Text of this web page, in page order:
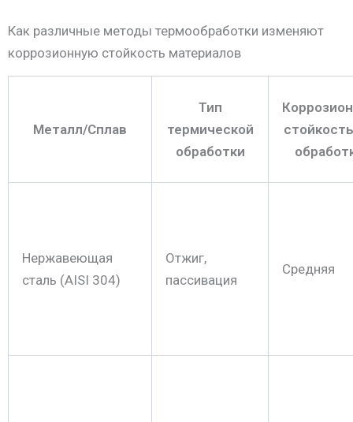
Как различные методы термообработки изменяют
коррозионную стойкость материалов
Металл/Сплав
Тип
термической
обработки
Нержавеющая
сталь (AISI 304)
Отжиг,
пассивация
Средняя